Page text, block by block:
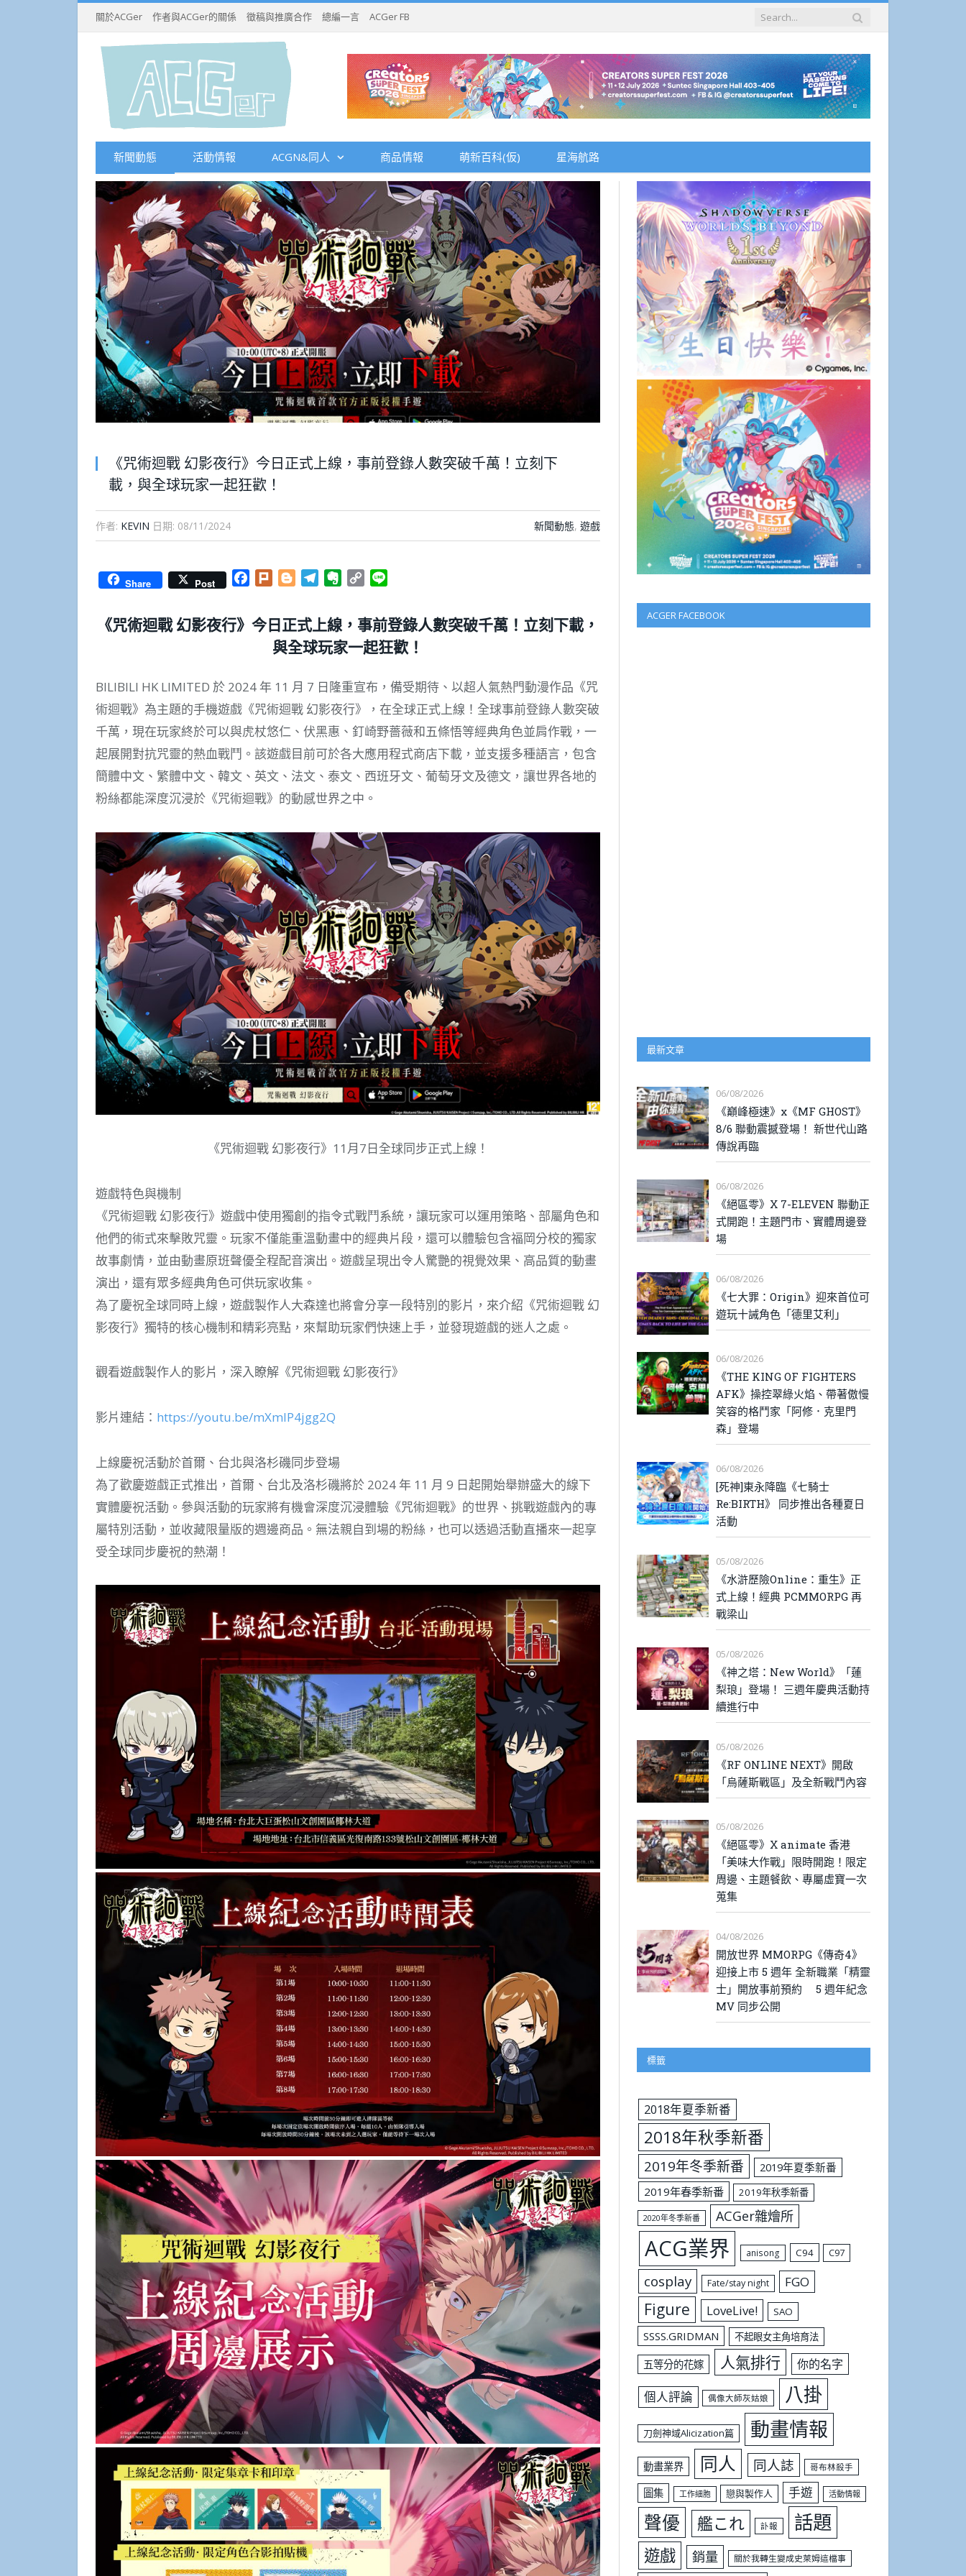
關於ACGer 作者與ACGer的關係 徵稿與推廣合作 總編一言 ACGer FB
新聞動態 活動情報 ACGN&同人 商品情報 萌新百科(仮) 星海航路
《咒術迴戰 幻影夜行》今日正式上線，事前登錄人數突破千萬！立刻下
載，與全球玩家一起狂歡！
作者: KEVIN 日期: 08/11/2024 新聞動態, 遊戲
Share Post Facebook
Plurk BloggerTelegramEvernote
Copy
《咒術迴戰 幻影夜行》今日正式上線，事前登錄人數突破千萬！立刻下載，
與全球玩家一起狂歡！
BILIBILI HK LIMITED 於 2024 年 11 月 7 日隆重宣布，備受期待、以超人氣熱門動漫作品《咒
術迴戰》為主題的手機遊戲《咒術迴戰 幻影夜行》，在全球正式上線！全球事前登錄人數突破
千萬，現在玩家終於可以與虎杖悠仁、伏黑惠、釘崎野薔薇和五條悟等經典角色並肩作戰，一
起展開對抗咒靈的熱血戰鬥。該遊戲目前可於各大應用程式商店下載，並支援多種語言，包含
簡體中文、繁體中文、韓文、英文、法文、泰文、西班牙文、葡萄牙文及德文，讓世界各地的
粉絲都能深度沉浸於《咒術迴戰》的動感世界之中。
《咒術迴戰 幻影夜行》11月7日全球同步正式上線！
遊戲特色與機制
《咒術迴戰 幻影夜行》遊戲中使用獨創的指令式戰鬥系統，讓玩家可以運用策略、部屬角色和
他們的術式來擊敗咒靈。玩家不僅能重溫動畫中的經典片段，還可以體驗包含福岡分校的獨家
故事劇情，並由動畫原班聲優全程配音演出。遊戲呈現出令人驚艷的視覺效果、高品質的動畫
演出，還有眾多經典角色可供玩家收集。
為了慶祝全球同時上線，遊戲製作人大森達也將會分享一段特別的影片，來介紹《咒術迴戰 幻
影夜行》獨特的核心機制和精彩亮點，來幫助玩家們快速上手，並發現遊戲的迷人之處。
觀看遊戲製作人的影片，深入瞭解《咒術迴戰 幻影夜行》
影片連結： https://youtu.be/mXmIP4jgg2Q
上線慶祝活動於首爾、台北與洛杉磯同步登場
為了歡慶遊戲正式推出，首爾、台北及洛杉磯將於 2024 年 11 月 9 日起開始舉辦盛大的線下
實體慶祝活動。參與活動的玩家將有機會深度沉浸體驗《咒術迴戰》的世界、挑戰遊戲內的專
屬特別活動，並收藏限量版的週邊商品。無法親自到場的粉絲，也可以透過活動直播來一起享
受全球同步慶祝的熱潮！
ACGER FACEBOOK
最新文章
06/08/2026
《巔峰極速》x《MF GHOST》
8/6 聯動震撼登場！ 新世代山路
傳說再臨
06/08/2026
《絕區零》X 7-ELEVEN 聯動正
式開跑！主題門市、實體周邊登
場
06/08/2026
《七大罪：Origin》迎來首位可
遊玩十誡角色「德里艾利」
06/08/2026
《THE KING OF FIGHTERS
AFK》操控翠綠火焰、帶著傲慢
笑容的格鬥家「阿修．克里門
森」登場
06/08/2026
[死神]東永降臨《七騎士
Re:BIRTH》 同步推出各種夏日
活動
05/08/2026
《水滸歷險Online：重生》正
式上線！經典 PCMMORPG 再
戰梁山
05/08/2026
《神之塔：New World》「蓮
梨琅」登場！ 三週年慶典活動持
續進行中
05/08/2026
《RF ONLINE NEXT》開啟
「烏薩斯戰區」及全新戰鬥內容
05/08/2026
《絕區零》X animate 香港
「美味大作戰」限時開跑！限定
周邊、主題餐飲、專屬虛寶一次
蒐集
04/08/2026
開放世界 MMORPG《傳奇4》
迎接上市 5 週年 全新職業「精靈
士」開放事前預約 5 週年紀念
MV 同步公開
標籤
2018年夏季新番
2018年秋季新番
2019年冬季新番
2019年夏季新番
2019年春季新番
2019年秋季新番
2020年冬季新番 ACGer雜燴所
ACG業界 anisong C94 C97
cosplay Fate/stay night FGO
Figure LoveLive! SAO
SSSS.GRIDMAN 不起眼女主角培育法
五等分的花嫁 人氣排行 你的名字
個人評論 偶像大師灰姑娘 八掛
刀劍神域Alicization篇 動畫情報
動畫業界 同人 同人誌 哥布林殺手
圖集 工作細胞 戀與製作人 手遊 活動情報
聲優 艦これ 訃報 話題
遊戲 銷量 關於我轉生變成史萊姆這檔事